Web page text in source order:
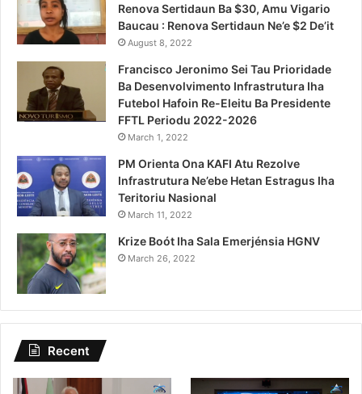
Renova Sertidaun Ba $30, Amu Vigario
Baucau : Renova Sertidaun Ne’e $2 De’it
August 8, 2022
Francisco Jeronimo Sei Tau Prioridade
Ba Desenvolvimento Infrastrutura Iha
Futebol Hafoin Re-Eleitu Ba Presidente
FFTL Periodu 2022-2026
March 1, 2022
PM Orienta Ona KAFI Atu Rezolve
Infrastrutura Ne’ebe Hetan Estragus Iha
Teritoriu Nasional
March 11, 2022
Krize Boót Iha Sala Emerjénsia HGNV
March 26, 2022
Recent